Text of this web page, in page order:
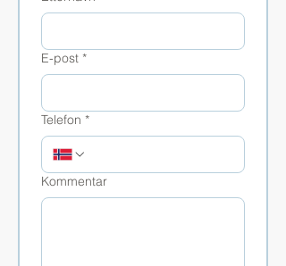
E-post *
Telefon *
Kommentar